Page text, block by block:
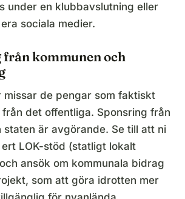
under en klubbavslutning eller
sociala medier.
från kommunen och
missar de pengar som faktiskt
det offentliga. Sponsring från
staten är avgörande. Se till att ni
LOK-stöd (statligt lokalt
ansök om kommunala bidrag
som att göra idrotten mer